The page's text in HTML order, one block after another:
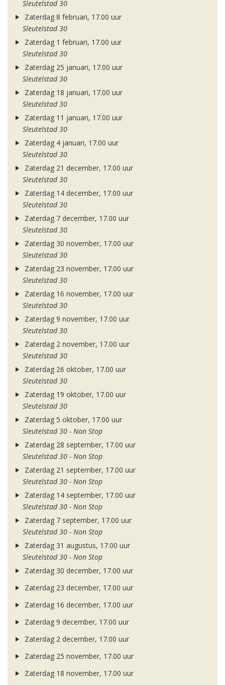
Sleutelstad 30
Zaterdag 8 februari, 17.00 uur
Sleutelstad 30
Zaterdag 1 februari, 17.00 uur
Sleutelstad 30
Zaterdag 25 januari, 17.00 uur
Sleutelstad 30
Zaterdag 18 januari, 17.00 uur
Sleutelstad 30
Zaterdag 11 januari, 17.00 uur
Sleutelstad 30
Zaterdag 4 januari, 17.00 uur
Sleutelstad 30
Zaterdag 21 december, 17.00 uur
Sleutelstad 30
Zaterdag 14 december, 17.00 uur
Sleutelstad 30
Zaterdag 7 december, 17.00 uur
Sleutelstad 30
Zaterdag 30 november, 17.00 uur
Sleutelstad 30
Zaterdag 23 november, 17.00 uur
Sleutelstad 30
Zaterdag 16 november, 17.00 uur
Sleutelstad 30
Zaterdag 9 november, 17.00 uur
Sleutelstad 30
Zaterdag 2 november, 17.00 uur
Sleutelstad 30
Zaterdag 26 oktober, 17.00 uur
Sleutelstad 30
Zaterdag 19 oktober, 17.00 uur
Sleutelstad 30
Zaterdag 5 oktober, 17.00 uur
Sleutelstad 30 - Non Stop
Zaterdag 28 september, 17.00 uur
Sleutelstad 30 - Non Stop
Zaterdag 21 september, 17.00 uur
Sleutelstad 30 - Non Stop
Zaterdag 14 september, 17.00 uur
Sleutelstad 30 - Non Stop
Zaterdag 7 september, 17.00 uur
Sleutelstad 30 - Non Stop
Zaterdag 31 augustus, 17.00 uur
Sleutelstad 30 - Non Stop
Zaterdag 30 december, 17.00 uur
Zaterdag 23 december, 17.00 uur
Zaterdag 16 december, 17.00 uur
Zaterdag 9 december, 17.00 uur
Zaterdag 2 december, 17.00 uur
Zaterdag 25 november, 17.00 uur
Zaterdag 18 november, 17.00 uur